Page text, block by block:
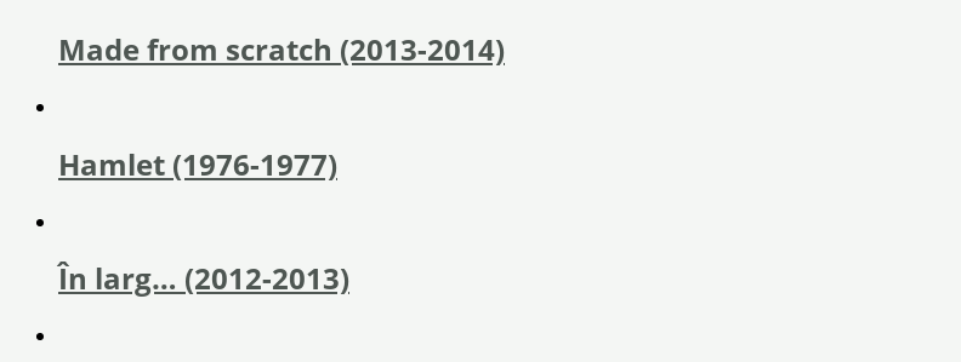
Made from scratch (2013-2014)
Hamlet (1976-1977)
În larg… (2012-2013)